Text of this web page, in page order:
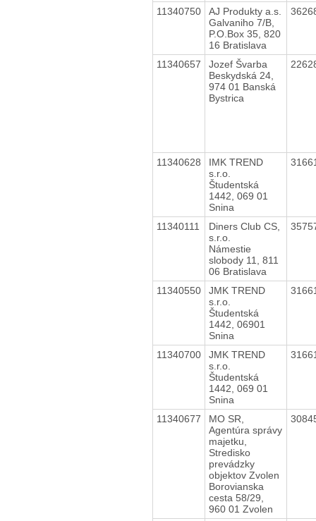
11340750
AJ Produkty a.s.
Galvaniho 7/B,
P.O.Box 35, 820
16 Bratislava
11340657
Jozef Švarba
Beskydská 24,
974 01 Banská
Bystrica
11340628
IMK TREND
s.r.o.
Študentská
1442, 069 01
Snina
11340111
Diners Club CS,
s.r.o.
Námestie
slobody 11, 811
06 Bratislava
11340550
JMK TREND
s.r.o.
Študentská
1442, 06901
Snina
11340700
JMK TREND
s.r.o.
Študentská
1442, 069 01
Snina
11340677
MO SR,
Agentúra správy
majetku,
Stredisko
prevádzky
objektov Zvolen
Borovianska
cesta 58/29,
960 01 Zvolen